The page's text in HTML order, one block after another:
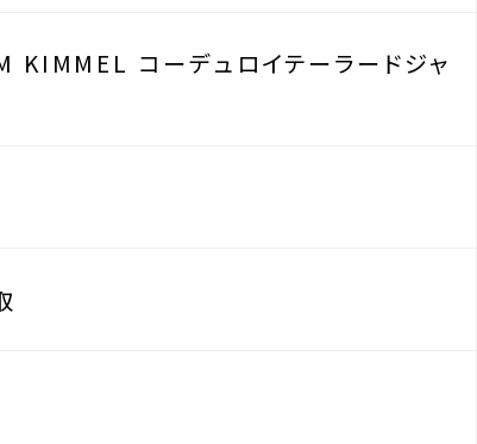
KIMMEL コーデュロイテーラードジャ